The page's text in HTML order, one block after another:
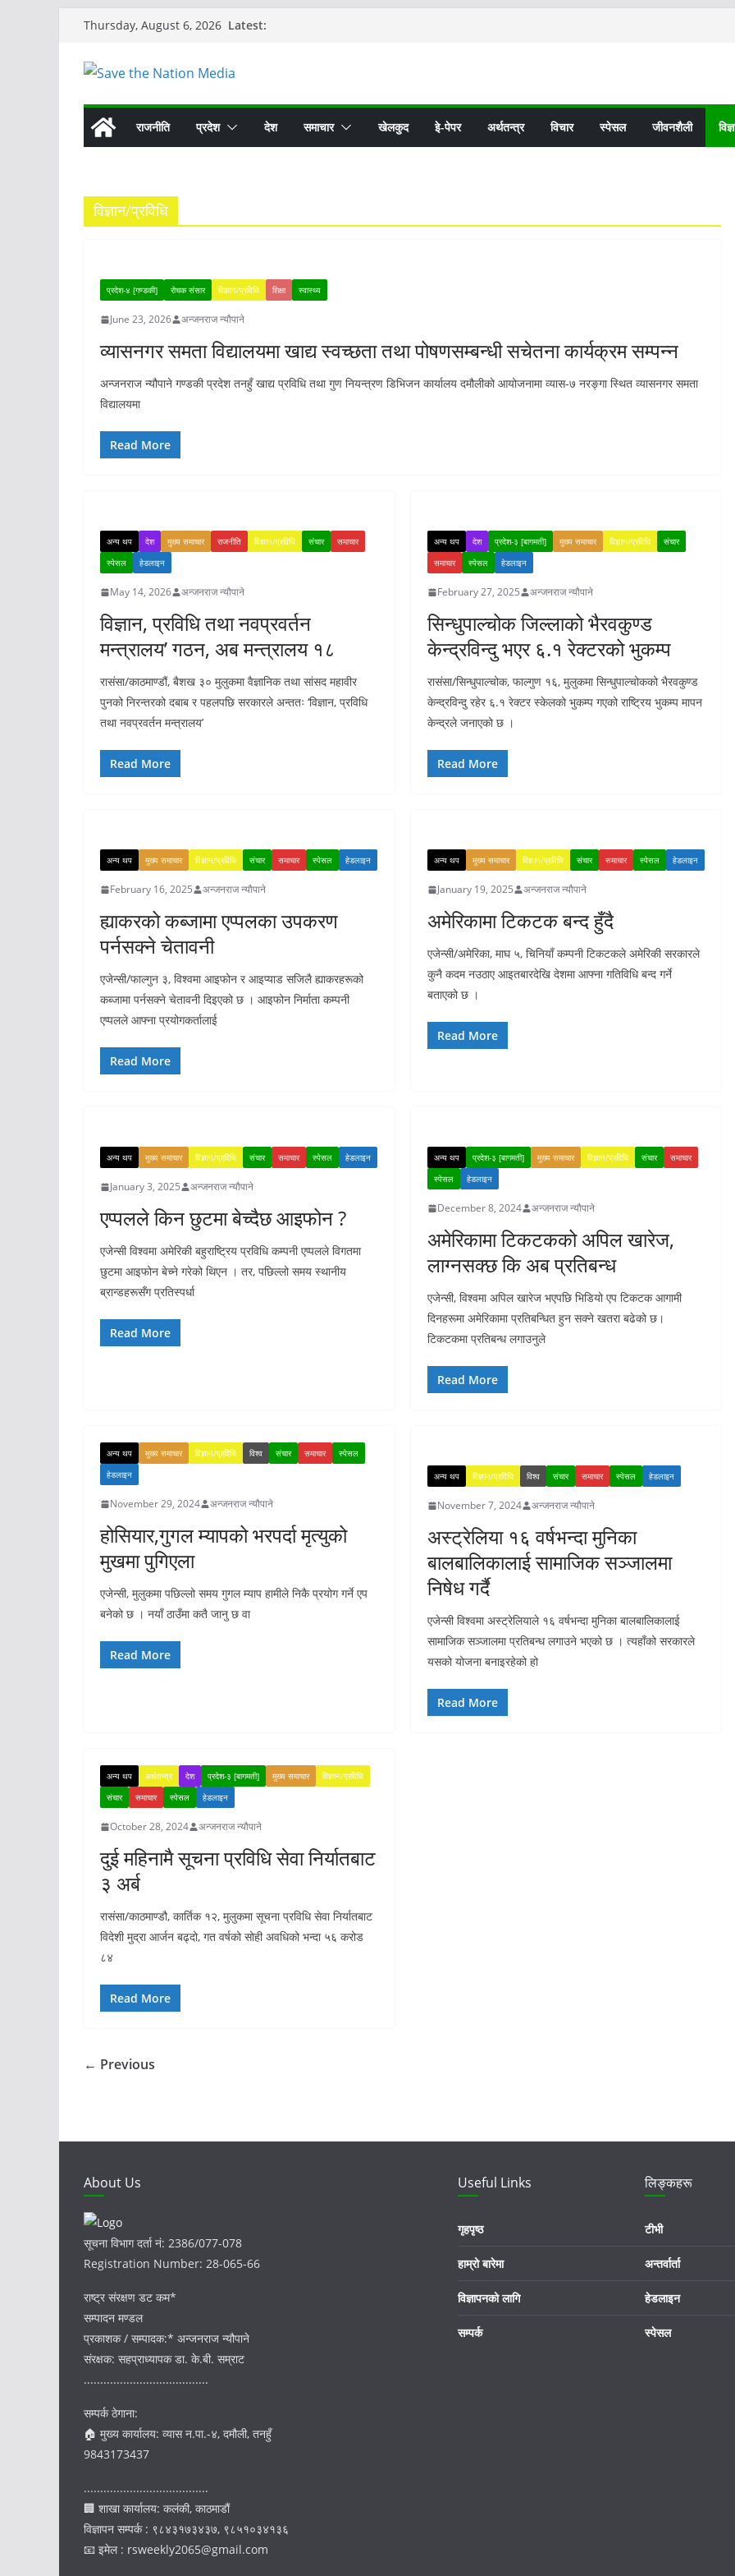
content
Thursday, August 6, 2026 Latest:
राजनीति प्रदेश देश समाचार खेलकुद इे-पेपर अर्थतन्त्र विचार स्पेसल जीवनशैली
विज्ञान/प्रविधि
प्रदेश-४ [गण्डकी] रोचक संसार विज्ञान/प्रविधि शिक्षा स्वास्थ्य
June 23, 2026 अन्जनराज न्यौपाने
व्यासनगर समता विद्यालयमा खाद्य स्वच्छता तथा पोषणसम्बन्धी सचेतना कार्यक्रम सम्पन्न
अन्जनराज न्यौपाने गण्डकी प्रदेश तनहुँ खाद्य प्रविधि तथा गुण नियन्त्रण डिभिजन कार्यालय दमौलीको आयोजनामा व्यास-७ नरङ्गा स्थित व्यासनगर समता
विद्यालयमा
Read More
अन्य थप देश मुख्य समाचार राजनीति विज्ञान/प्रविधि संचार
समाचार
स्पेसल
हेडलाइन
May 14, 2026 अन्जनराज न्यौपाने
विज्ञान, प्रविधि तथा नवप्रवर्तन
मन्त्रालय’ गठन, अब मन्त्रालय १८
रासंसा/काठमाण्डौं, बैशख ३० मुलुकमा वैज्ञानिक तथा सांसद महावीर
पुनको निरन्तरको दबाब र पहलपछि सरकारले अन्ततः ‘विज्ञान, प्रविधि
तथा नवप्रवर्तन मन्त्रालय’
Read More
अन्य थप देश प्रदेश-३ [बागमती] मुख्य समाचार विज्ञान/प्रविधि
संचार
समाचार
स्पेसल हेडलाइन
February 27, 2025 अन्जनराज न्यौपाने
सिन्धुपाल्चोक जिल्लाको भैरवकुण्ड
केन्द्रविन्दु भएर ६.१ रेक्टरको भुकम्प
रासंसा/सिन्धुपाल्चोक, फाल्गुण १६, मुलुकमा सिन्धुपाल्चोकको भैरवकुण्ड
केन्द्रविन्दु रहेर ६.१ रेक्टर स्केलको भुकम्प गएको राष्ट्रिय भुकम्प मापन
केन्द्रले जनाएको छ ।
Read More
अन्य थप मुख्य समाचार विज्ञान/प्रविधि संचार समाचार स्पेसल हेडलाइन
February 16, 2025 अन्जनराज न्यौपाने
ह्याकरको कब्जामा एप्पलका उपकरण
पर्नसक्ने चेतावनी
एजेन्सी/फाल्गुन ३, विश्वमा आइफोन र आइप्याड सजिलै ह्याकरहरूको
कब्जामा पर्नसक्ने चेतावनी दिइएको छ । आइफोन निर्माता कम्पनी
एप्पलले आफ्ना प्रयोगकर्तालाई
Read More
अन्य थप मुख्य समाचार विज्ञान/प्रविधि संचार समाचार स्पेसल हेडलाइन
January 19, 2025 अन्जनराज न्यौपाने
अमेरिकामा टिकटक बन्द हुँदै
एजेन्सी/अमेरिका, माघ ५, चिनियाँ कम्पनी टिकटकले अमेरिकी सरकारले
कुनै कदम नउठाए आइतबारदेखि देशमा आफ्ना गतिविधि बन्द गर्ने
बताएको छ ।
Read More
अन्य थप मुख्य समाचार विज्ञान/प्रविधि संचार समाचार स्पेसल हेडलाइन
January 3, 2025 अन्जनराज न्यौपाने
एप्पलले किन छुटमा बेच्दैछ आइफोन ?
एजेन्सी विश्वमा अमेरिकी बहुराष्ट्रिय प्रविधि कम्पनी एप्पलले विगतमा
छुटमा आइफोन बेच्ने गरेको थिएन । तर, पछिल्लो समय स्थानीय
ब्रान्डहरूसँग प्रतिस्पर्धा
Read More
अन्य थप प्रदेश-३ [बागमती] मुख्य समाचार विज्ञान/प्रविधि संचार
समाचार
स्पेसल
हेडलाइन
December 8, 2024 अन्जनराज न्यौपाने
अमेरिकामा टिकटकको अपिल खारेज,
लाग्नसक्छ कि अब प्रतिबन्ध
एजेन्सी, विश्वमा अपिल खारेज भएपछि भिडियो एप टिकटक आगामी
दिनहरूमा अमेरिकामा प्रतिबन्धित हुन सक्ने खतरा बढेको छ।
टिकटकमा प्रतिबन्ध लगाउनुले
Read More
अन्य थप मुख्य समाचार विज्ञान/प्रविधि विश्व संचार समाचार
स्पेसल
हेडलाइन
November 29, 2024 अन्जनराज न्यौपाने
होसियार,गुगल म्यापको भरपर्दा मृत्युको
मुखमा पुगिएला
एजेन्सी, मुलुकमा पछिल्लो समय गुगल म्याप हामीले निकै प्रयोग गर्ने एप
बनेको छ । नयाँ ठाउँमा कतै जानु छ वा
Read More
अन्य थप विज्ञान/प्रविधि विश्व संचार समाचार स्पेसल हेडलाइन
November 7, 2024 अन्जनराज न्यौपाने
अस्ट्रेलिया १६ वर्षभन्दा मुनिका
बालबालिकालाई सामाजिक सञ्जालमा
निषेध गर्दै
एजेन्सी विश्वमा अस्ट्रेलियाले १६ वर्षभन्दा मुनिका बालबालिकालाई
सामाजिक सञ्जालमा प्रतिबन्ध लगाउने भएको छ । त्यहाँको सरकारले
यसको योजना बनाइरहेको हो
Read More
अन्य थप अर्थतन्त्र देश प्रदेश-३ [बागमती] मुख्य समाचार
विज्ञान/प्रविधि
संचार
समाचार स्पेसल हेडलाइन
October 28, 2024 अन्जनराज न्यौपाने
दुई महिनामै सूचना प्रविधि सेवा निर्यातबाट
३ अर्ब
रासंसा/काठमाण्डौ, कार्तिक १२, मुलुकमा सूचना प्रविधि सेवा निर्यातबाट
विदेशी मुद्रा आर्जन बढ्दो, गत वर्षको सोही अवधिको भन्दा ५६ करोड
८४
Read More
← Previous
About Us
सूचना विभाग दर्ता नं: 2386/077-078
Registration Number: 28-065-66
राष्ट्र संरक्षण डट कम*
सम्पादन मण्डल
प्रकाशक / सम्पादक:* अन्जनराज न्यौपाने
संरक्षक: सहप्राध्यापक डा. के.बी. सम्राट
......................................
सम्पर्क ठेगाना:
🏠 मुख्य कार्यालय: व्यास न.पा.-४, दमौली, तनहुँ
9843173437
......................................
🏢 शाखा कार्यालय: कलंकी, काठमाडौं
विज्ञापन सम्पर्क : ९८४३१७३४३७, ९८५१०३४१३६
📧 इमेल : rsweekly2065@gmail.com
Useful Links
गृहपृष्ठ
हाम्रो बारेमा
विज्ञापनको लागि
सम्पर्क
लिङ्कहरू
टीभी
अन्तर्वार्ता
हेडलाइन
स्पेसल